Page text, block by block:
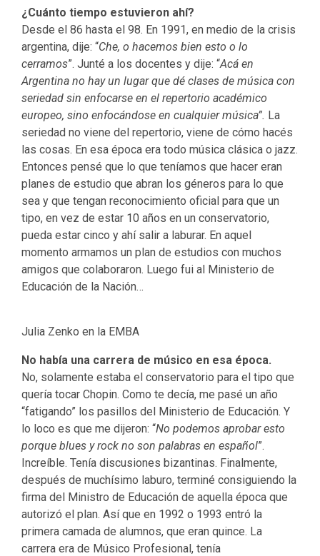
¿Cuánto tiempo estuvieron ahí?
Desde el 86 hasta el 98. En 1991, en medio de la crisis
argentina, dije: “Che, o hacemos bien esto o lo
cerramos”. Junté a los docentes y dije: “Acá en
Argentina no hay un lugar que dé clases de música con
seriedad sin enfocarse en el repertorio académico
europeo, sino enfocándose en cualquier música”. La
seriedad no viene del repertorio, viene de cómo hacés
las cosas. En esa época era todo música clásica o jazz.
Entonces pensé que lo que teníamos que hacer eran
planes de estudio que abran los géneros para lo que
sea y que tengan reconocimiento oficial para que un
tipo, en vez de estar 10 años en un conservatorio,
pueda estar cinco y ahí salir a laburar. En aquel
momento armamos un plan de estudios con muchos
amigos que colaboraron. Luego fui al Ministerio de
Educación de la Nación…
Julia Zenko en la EMBA
No había una carrera de músico en esa época.
No, solamente estaba el conservatorio para el tipo que
quería tocar Chopin. Como te decía, me pasé un año
“fatigando” los pasillos del Ministerio de Educación. Y
lo loco es que me dijeron: “No podemos aprobar esto
porque blues y rock no son palabras en español”.
Increíble. Tenía discusiones bizantinas. Finalmente,
después de muchísimo laburo, terminé consiguiendo la
firma del Ministro de Educación de aquella época que
autorizó el plan. Así que en 1992 o 1993 entró la
primera camada de alumnos, que eran quince. La
carrera era de Músico Profesional, tenía